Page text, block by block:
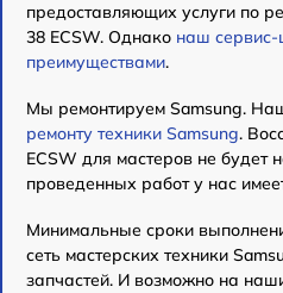
предоставляющих услуги по
38 ECSW. Однако наш сервис-
преимуществами.
Мы ремонтируем Samsung.
ремонту техники Samsung.
ECSW для мастеров не будет
проведенных работ у нас
Минимальные сроки
сеть мастерских техники
запчастей. И возможно на